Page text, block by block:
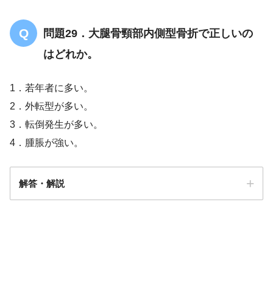
問題29．大腿骨頸部内側型骨折で正しいの
はどれか。
1．若年者に多い。
2．外転型が多い。
3．転倒発生が多い。
4．腫脹が強い。
解答・解説